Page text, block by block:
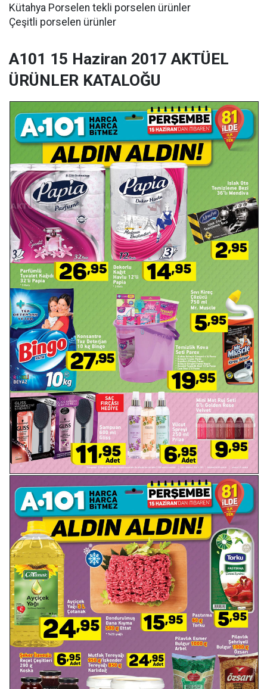
Kütahya Porselen tekli porselen ürünler
Çeşitli porselen ürünler
A101 15 Haziran 2017 AKTÜEL
ÜRÜNLER KATALOĞU